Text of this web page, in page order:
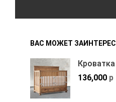
ВАС МОЖЕТ
136,000 р